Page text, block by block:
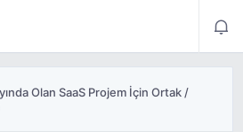
Olan SaaS Projem İçin Ortak /